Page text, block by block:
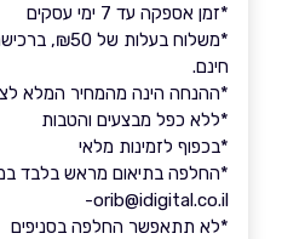
*זמן אספקה עד 7 ימי עסקים
חינם.
*ההנחה הינה מהמחיר המלא
*ללא כפל מבצעים והטבות
*בכפוף לזמינות מלאי
orib@idigital.co.il-
*לא תתאפשר החלפה בסניפים